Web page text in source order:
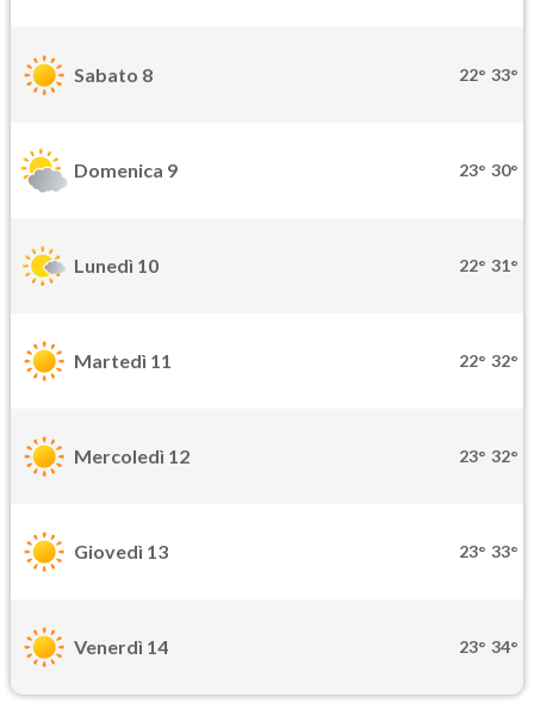
Sabato 8 22° 33°
Domenica 9 23° 30°
Lunedì 10 22° 31°
Martedì 11 22° 32°
Mercoledì 12 23° 32°
Giovedì 13 23° 33°
Venerdì 14 23° 34°